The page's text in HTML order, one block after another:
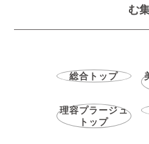
む
総合トップ
理容プラージュ
トップ